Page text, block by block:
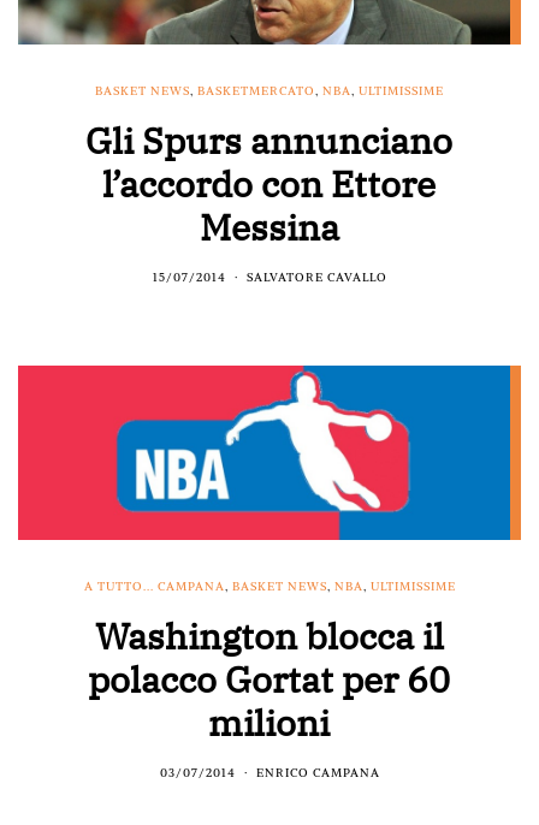
BASKET NEWS, BASKETMERCATO, NBA, ULTIMISSIME
Gli Spurs annunciano
l’accordo con Ettore
Messina
15/07/2014 SALVATORE CAVALLO
A TUTTO... CAMPANA, BASKET NEWS, NBA, ULTIMISSIME
Washington blocca il
polacco Gortat per 60
milioni
03/07/2014 ENRICO CAMPANA